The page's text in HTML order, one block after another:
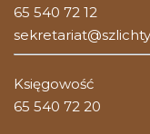
65 540 72 12
Księgowość
65 540 72 20